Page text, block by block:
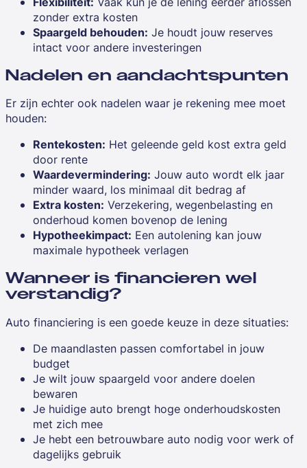
zonder extra kosten
Spaargeld behouden: Je houdt jouw reserves
intact voor andere investeringen
Nadelen en aandachtspunten
Er zijn echter ook nadelen waar je rekening mee moet
houden:
Rentekosten: Het geleende geld kost extra geld
door rente
Waardevermindering: Jouw auto wordt elk jaar
minder waard, los minimaal dit bedrag af
Extra kosten: Verzekering, wegenbelasting en
onderhoud komen bovenop de lening
Hypotheekimpact: Een autolening kan jouw
maximale hypotheek verlagen
Wanneer is financieren wel
verstandig?
Auto financiering is een goede keuze in deze situaties:
De maandlasten passen comfortabel in jouw
budget
Je wilt jouw spaargeld voor andere doelen
bewaren
Je huidige auto brengt hoge onderhoudskosten
met zich mee
Je hebt een betrouwbare auto nodig voor werk of
dagelijks gebruik